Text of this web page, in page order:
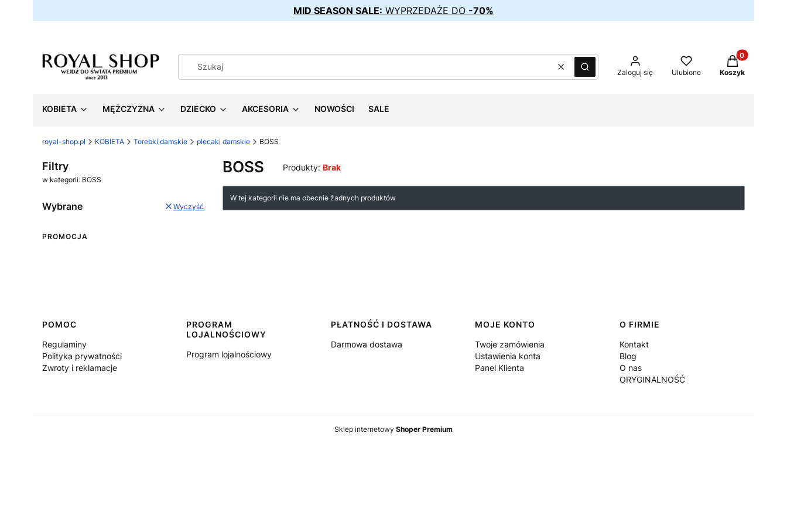
MID SEASON SALE: WYPRZEDAŻE DO -70%
WyczyśćSzukaj Zaloguj się Ulubione
Produkty w
Koszyk
KOBIETA MĘŻCZYZNA DZIECKO AKCESORIA NOWOŚCI SALE
royal-shop.pl KOBIETA Torebki damskie plecaki damskie BOSS
Filtry
w kategorii: BOSS
Wybrane Wyczyść
PROMOCJA
BOSS Produkty: Brak
Lista produktów
W tej kategorii nie ma obecnie żadnych produktów
Linki w stopce
POMOC
Regulaminy
Polityka prywatności
Zwroty i reklamacje
PROGRAM
LOJALNOŚCIOWY
Program lojalnościowy
PŁATNOŚĆ I DOSTAWA
Darmowa dostawa
MOJE KONTO
Twoje zamówienia
Ustawienia konta
Panel Klienta
O FIRMIE
Kontakt
Blog
O nas
ORYGINALNOŚĆ
Sklep internetowy Shoper Premium